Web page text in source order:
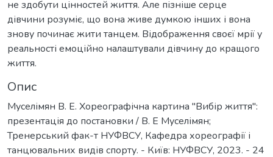
не здобути цінностей життя. Але пізніше серце
дівчини розуміє, що вона живе думкою інших і вона
знову починає жити танцем. Відображення своєї мрії у
реальності емоційно налаштували дівчину до кращого
життя.
Опис
Муселімян В. Е. Хореографічна картина "Вибір життя":
презентація до постановки / В. Е Муселімян;
Тренерський фак-т НУФВСУ, Кафедра хореографії і
танцювальних видів спорту. - Київ: НУФВСУ, 2023. - 24